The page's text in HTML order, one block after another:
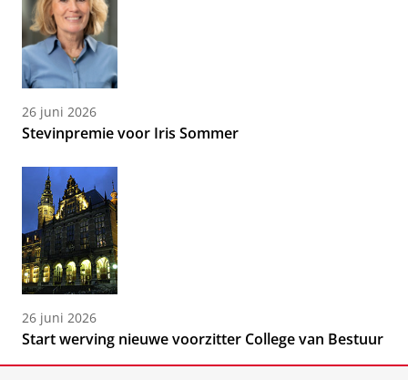
26 juni 2026
Stevinpremie voor Iris Sommer
26 juni 2026
Start werving nieuwe voorzitter College van Bestuur